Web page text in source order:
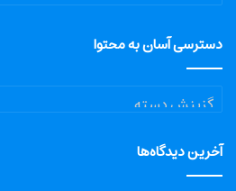
دسترسی آسان به محتوا
دسترسی
آسان
محتوا
آخرین دیدگاه‌ها